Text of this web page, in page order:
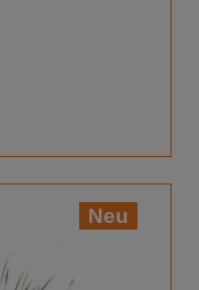
Neu